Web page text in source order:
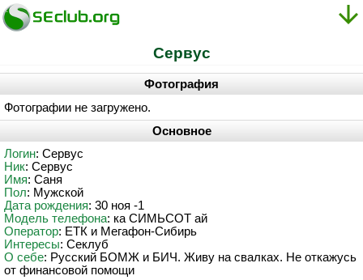
Cepвyc
Фотография
Фотографии не загружено.
Основное
Логин: Cepвyc
Ник: Cepвyc
Имя: Саня
Пол: Мужской
Дата рождения: 30 ноя -1
Модель телефона: ка СИМЬСОТ ай
Оператор: ЕТК и Мегафон-Сибирь
Интересы: Секлуб
О себе: Русский БОМЖ и БИЧ. Живу на свалках. Не откажусь
от финансовой помощи